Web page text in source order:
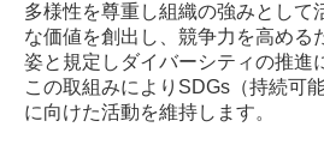
多様性を尊重し組織の強みとして
な価値を創出し、競争力を高める
姿と規定しダイバーシティの推進
この取組みによりSDGs（持続可
に向けた活動を維持します。